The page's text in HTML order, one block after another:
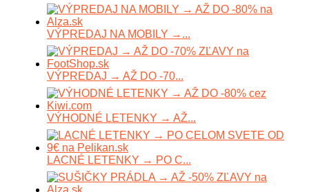
VÝPREDAJ NA MOBILY →...
VÝPREDAJ → AŽ DO -70...
VÝHODNÉ LETENKY → AŽ...
LACNÉ LETENKY → PO C...